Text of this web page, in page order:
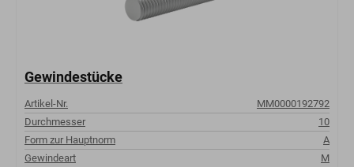
Gewindestücke
Artikel-Nr.
MM0000192792
Durchmesser
10
Form zur Hauptnorm
A
Gewindeart
M